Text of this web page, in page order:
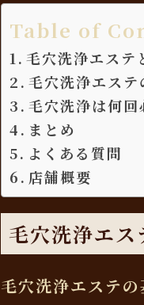
Table of
毛穴洗浄エステ
毛穴洗浄エス
毛穴洗浄は何
まとめ
よくある質問
店舗概要
毛穴洗浄エ
毛穴洗浄エステ